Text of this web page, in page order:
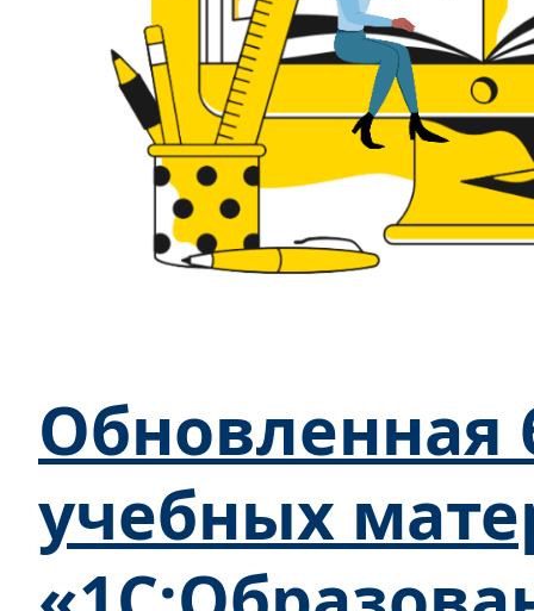
Обновленная
учебных